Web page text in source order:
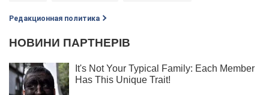
Редакционная политика